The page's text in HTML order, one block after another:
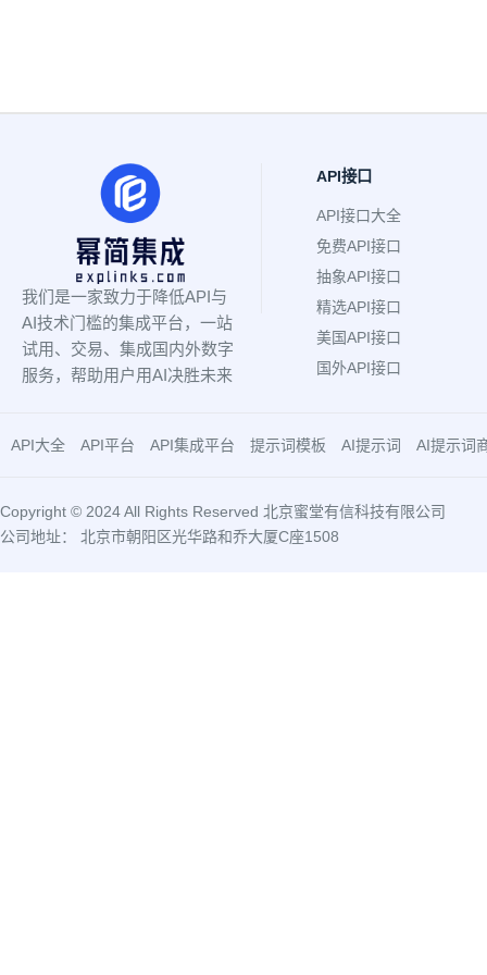
我们是一家致力于降低API与
AI技术门槛的集成平台，一站
试用、交易、集成国内外数字
服务，帮助用户用AI决胜未来
API接口
API接口大全
免费API接口
抽象API接口
精选API接口
美国API接口
国外API接口
API大全 API平台 API集成平台 提示词模板 AI提示词 AI提示词
Copyright © 2024 All Rights Reserved 北京蜜堂有信科技有限公司
公司地址： 北京市朝阳区光华路和乔大厦C座1508